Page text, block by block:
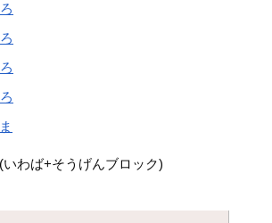
(いわば+そうげんブロック)